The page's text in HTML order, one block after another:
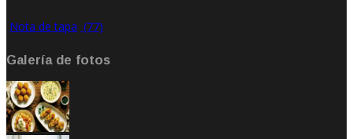
Nota de tapa (77)
Galería de fotos